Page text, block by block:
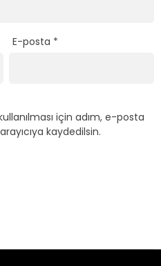
E-posta *
için adım, e-posta
kaydedilsin.